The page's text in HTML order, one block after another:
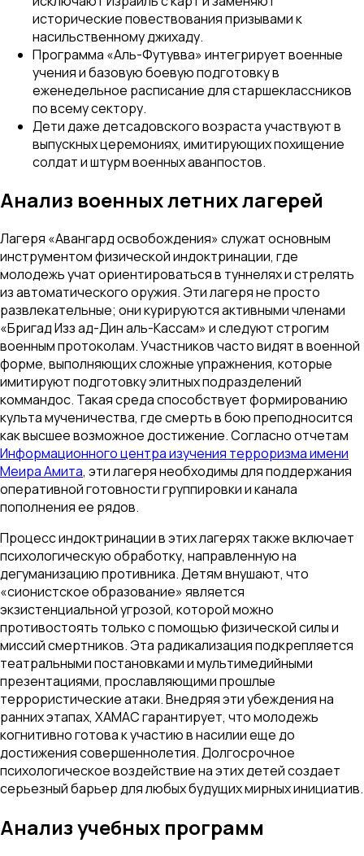
исторические повествования призывами к
насильственному джихаду.
Программа «Аль-Футувва» интегрирует военные
учения и базовую боевую подготовку в
еженедельное расписание для старшеклассников
по всему сектору.
Дети даже детсадовского возраста участвуют в
выпускных церемониях, имитирующих похищение
солдат и штурм военных аванпостов.
Анализ военных летних лагерей
Лагеря «Авангард освобождения» служат основным
инструментом физической индоктринации, где
молодежь учат ориентироваться в туннелях и стрелять
из автоматического оружия. Эти лагеря не просто
развлекательные; они курируются активными членами
«Бригад Изз ад-Дин аль-Кассам» и следуют строгим
военным протоколам. Участников часто видят в военной
форме, выполняющих сложные упражнения, которые
имитируют подготовку элитных подразделений
коммандос. Такая среда способствует формированию
культа мученичества, где смерть в бою преподносится
как высшее возможное достижение. Согласно отчетам
Информационного центра изучения терроризма имени
Меира Амита, эти лагеря необходимы для поддержания
оперативной готовности группировки и канала
пополнения ее рядов.
Процесс индоктринации в этих лагерях также включает
психологическую обработку, направленную на
дегуманизацию противника. Детям внушают, что
«сионистское образование» является
экзистенциальной угрозой, которой можно
противостоять только с помощью физической силы и
миссий смертников. Эта радикализация подкрепляется
театральными постановками и мультимедийными
презентациями, прославляющими прошлые
террористические атаки. Внедряя эти убеждения на
ранних этапах, ХАМАС гарантирует, что молодежь
когнитивно готова к участию в насилии еще до
достижения совершеннолетия. Долгосрочное
психологическое воздействие на этих детей создает
серьезный барьер для любых будущих мирных инициатив.
Анализ учебных программ